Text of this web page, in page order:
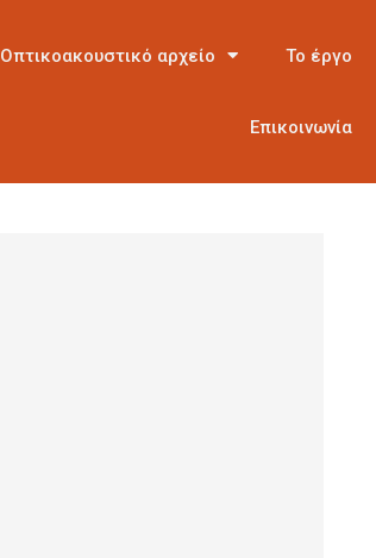
Οπτικοακουστικό αρχείο Το έργο
Επικοινωνία